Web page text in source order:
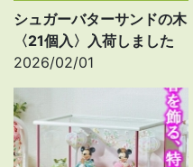
シュガーバターサンドの木
〈21個入〉入荷しました
2026/02/01